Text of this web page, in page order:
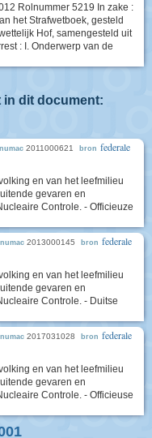
Rolnummer 5219 In zake :
het Strafwetboek, gesteld
Hof, samengesteld uit
: I. Onderwerp van de
in dit document:
numac 2011000621 bron federale
en van het leefmilieu
gevaren en
Controle. - Officieuze
numac 2013000145 bron federale
en van het leefmilieu
gevaren en
Controle. - Duitse
numac 2017031028 bron federale
en van het leefmilieu
gevaren en
Controle. - Officieuse